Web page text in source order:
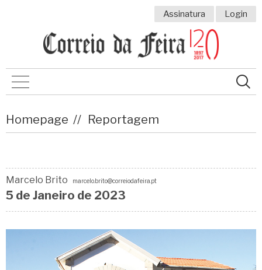
Assinatura Login
Homepage Reportagem
Marcelo Brito marcelo.brito@correiodafeira.pt
5 de Janeiro de 2023